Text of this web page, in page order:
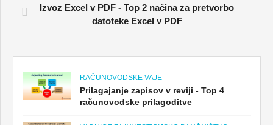
Izvoz Excel v PDF - Top 2 načina za pretvorbo
datoteke Excel v PDF
RAČUNOVODSKE VAJE
Prilagajanje zapisov v reviji - Top 4
računovodske prilagoditve